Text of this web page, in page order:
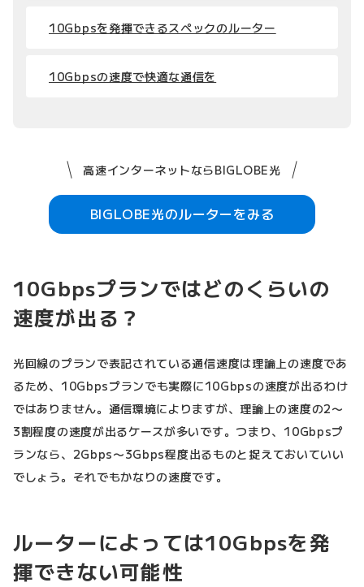
10Gbpsを発揮できるスペックのルーター
10Gbpsの速度で快適な通信を
高速インターネットならBIGLOBE光
BIGLOBE光のルーターをみる
10Gbpsプランではどのくらいの
速度が出る？
光回線のプランで表記されている通信速度は理論上の速度であ
るため、10Gbpsプランでも実際に10Gbpsの速度が出るわけ
ではありません。通信環境によりますが、理論上の速度の2〜
3割程度の速度が出るケースが多いです。つまり、10Gbpsプ
ランなら、2Gbps〜3Gbps程度出るものと捉えておいていい
でしょう。それでもかなりの速度です。
ルーターによっては10Gbpsを発
揮できない可能性